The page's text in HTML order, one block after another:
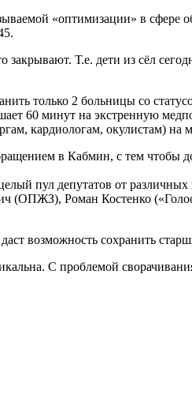
«оптимизации» в сфере
Т.е. дети из сёл
только 2 больницы со
60 минут на экстренную
кардиологам, окулистам) на
в Кабмин, с тем чтобы
пул депутатов от
(ОПЖЗ), Роман Костенко
возможность сохранить
С проблемой